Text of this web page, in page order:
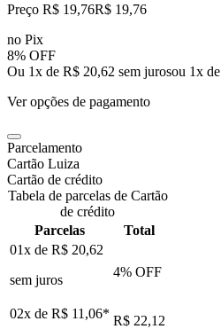
Preço R$ 19,76R$ 19,76
no Pix
8% OFF
Ou 1x de R$ 20,62 sem jurosou 1x de
Ver opções de pagamento
Parcelamento
Cartão Luiza
Cartão de crédito
Tabela de parcelas de Cartão
de crédito
Parcelas
Total
01x de R$ 20,62
sem juros
4% OFF
02x de R$ 11,06* R$ 22,12